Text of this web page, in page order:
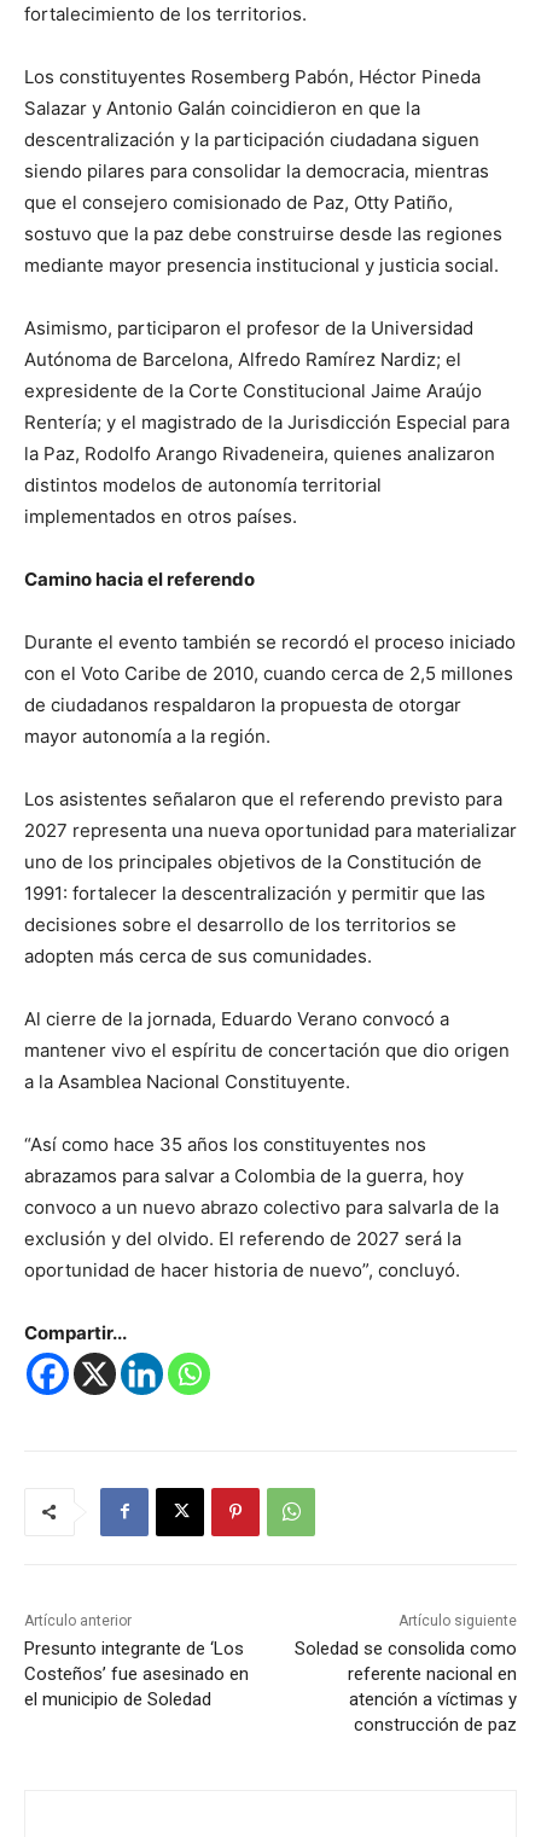
fortalecimiento de los territorios.
Los constituyentes Rosemberg Pabón, Héctor Pineda
Salazar y Antonio Galán coincidieron en que la
descentralización y la participación ciudadana siguen
siendo pilares para consolidar la democracia, mientras
que el consejero comisionado de Paz, Otty Patiño,
sostuvo que la paz debe construirse desde las regiones
mediante mayor presencia institucional y justicia social.
Asimismo, participaron el profesor de la Universidad
Autónoma de Barcelona, Alfredo Ramírez Nardiz; el
expresidente de la Corte Constitucional Jaime Araújo
Rentería; y el magistrado de la Jurisdicción Especial para
la Paz, Rodolfo Arango Rivadeneira, quienes analizaron
distintos modelos de autonomía territorial
implementados en otros países.
Camino hacia el referendo
Durante el evento también se recordó el proceso iniciado
con el Voto Caribe de 2010, cuando cerca de 2,5 millones
de ciudadanos respaldaron la propuesta de otorgar
mayor autonomía a la región.
Los asistentes señalaron que el referendo previsto para
2027 representa una nueva oportunidad para materializar
uno de los principales objetivos de la Constitución de
1991: fortalecer la descentralización y permitir que las
decisiones sobre el desarrollo de los territorios se
adopten más cerca de sus comunidades.
Al cierre de la jornada, Eduardo Verano convocó a
mantener vivo el espíritu de concertación que dio origen
a la Asamblea Nacional Constituyente.
“Así como hace 35 años los constituyentes nos
abrazamos para salvar a Colombia de la guerra, hoy
convoco a un nuevo abrazo colectivo para salvarla de la
exclusión y del olvido. El referendo de 2027 será la
oportunidad de hacer historia de nuevo”, concluyó.
Compartir...
Artículo anterior
Presunto integrante de ‘Los
Costeños’ fue asesinado en
el municipio de Soledad
Artículo siguiente
Soledad se consolida como
referente nacional en
atención a víctimas y
construcción de paz